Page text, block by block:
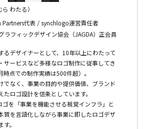
ら わたる）
Partners代表 / synchlogo運営責任者
ラフィックデザイン協会（JAGDA）正会員
るデザイナーとして、10年以上にわたって
サービスなど多様なロゴ制作に従事してき
点での制作実績は500件超）。
でなく、事業の目的や提供価値、ブランド
たロゴ設計を信条としています。
を「事業を機能させる視覚インフラ」と
質を言語化しながら事業に即したロゴデザ
。